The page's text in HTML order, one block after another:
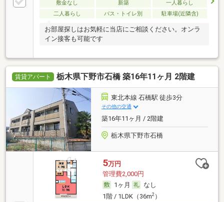
敷金なし 新築
一人暮らし
二人暮らし
バス・トイレ別 駐車場(近隣含)
お部屋探しはお気軽に当店にご相談ください。オンラ
イン接客も可能です
賃貸アパート 栃木県下野市石橋 築16年11ヶ月 2階建
東北本線 石橋駅 徒歩3分
その他の交通
築16年11ヶ月 / 2階建
栃木県下野市石橋
5万円
管理費2,000円
1ヶ月
なし
1階 / 1LDK（36m2）